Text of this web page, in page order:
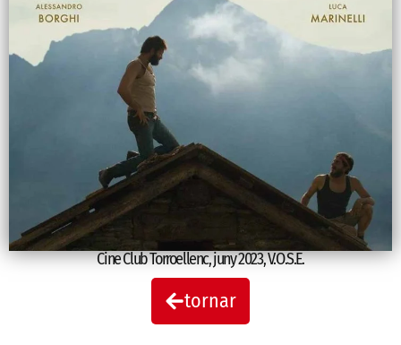
Cine Club Torroellenc,juny 2023,V.O.S.E.
tornar